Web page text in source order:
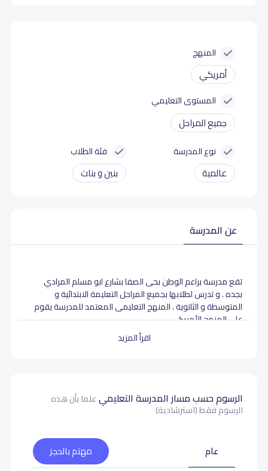
المنهج
أمريكي
المستوى التعليمي
جميع المراحل
نوع المدرسة
عالمية
فئة الطلاب
بنين و بنات
عن المدرسة
اقرأ المزيد
تقع مدرسة براعم الوطن بحى الصفا بشارع ابو مسلم المرادي
بجده . و تدرس لطلابها بجميع المراحل التعليمة الابتدائية و
المتوسطة و الثانوية . المنهج التعليمى المعتمد للمدرسة يقوم
علي المنهج الأمريكى .
الرسوم حسب مسار المدرسة التعليميعلما بأن هذه
الرسوم فقط (استرشادية)
عام مهتم بالحجز